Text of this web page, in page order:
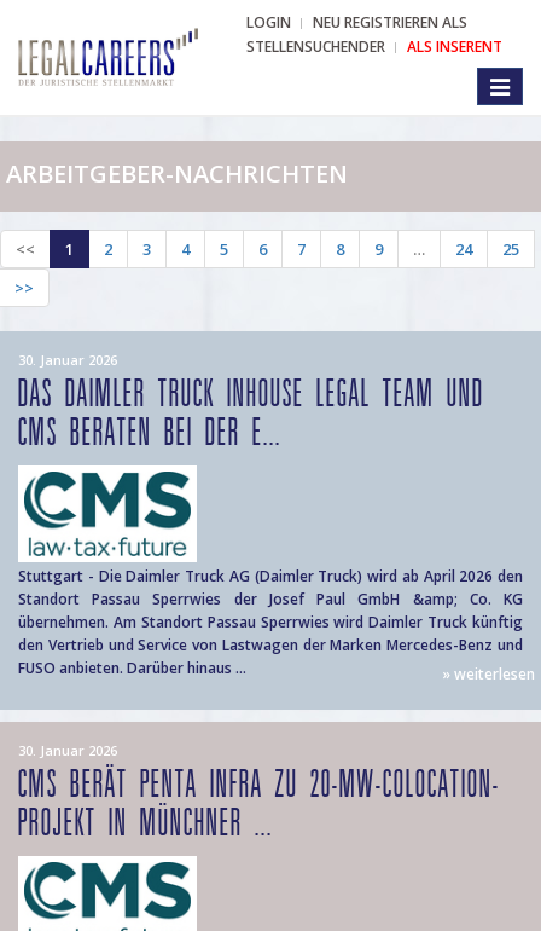
LOGIN
NEU REGISTRIEREN ALS
STELLENSUCHENDER
ALS INSERENT
ARBEITGEBER-NACHRICHTEN
<< 1 2 3 4 5 6 7 8 9 … 24
25
>>
30. Januar 2026
DAS DAIMLER TRUCK INHOUSE LEGAL TEAM UND
CMS BERATEN BEI DER E...
Stuttgart - Die Daimler Truck AG (Daimler Truck) wird ab April 2026 den
Standort Passau Sperrwies der Josef Paul GmbH &amp; Co. KG
übernehmen. Am Standort Passau Sperrwies wird Daimler Truck künftig
den Vertrieb und Service von Lastwagen der Marken Mercedes-Benz und
FUSO anbieten. Darüber hinaus ...
» weiterlesen
30. Januar 2026
CMS BERÄT PENTA INFRA ZU 20-MW-COLOCATION-
PROJEKT IN MÜNCHNER ...